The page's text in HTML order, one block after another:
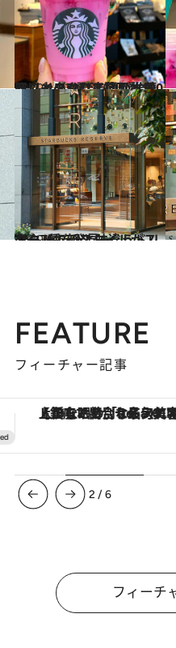
2019.11.20
ハワイスタバで飲むべきドリンク5選 渡航回数100回以上のハワイ通が推薦
旅＆お出かけ
2019.9.6
スタバで新スタイルがスタート！ ひと味違うドリンク7種を発見
グルメ
FEATURE
フィーチャー記事
「土佐和ハーブかき氷」がOMO7高知に
3 /6
フィーチ